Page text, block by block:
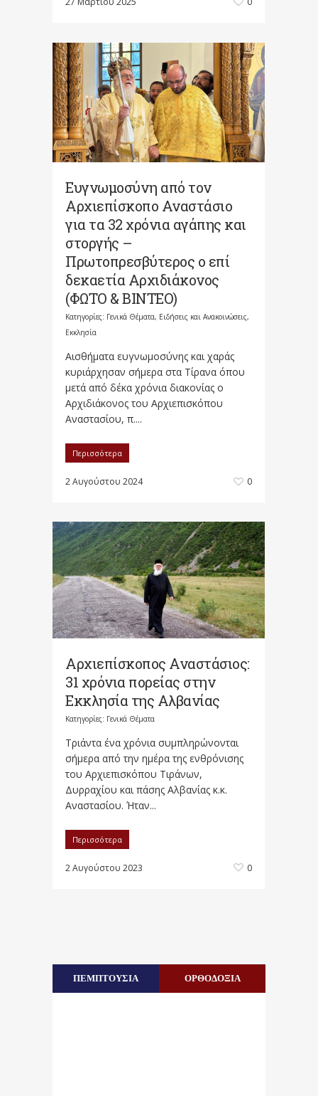
Ευγνωμοσύνη από τον
Αρχιεπίσκοπο Αναστάσιο
για τα 32 χρόνια αγάπης και
στοργής –
Πρωτοπρεσβύτερος ο επί
δεκαετία Αρχιδιάκονος
(ΦΩΤΟ & ΒΙΝΤΕΟ)
Κατηγορίες: Γενικά Θέματα, Ειδήσεις και Ανακοινώσεις,
Εκκλησία
Αισθήματα ευγνωμοσύνης και χαράς
κυριάρχησαν σήμερα στα Τίρανα όπου
μετά από δέκα χρόνια διακονίας ο
Αρχιδιάκονος του Αρχιεπισκόπου
Αναστασίου, π....
Περισσότερα
2 Αυγούστου 2024 0
Αρχιεπίσκοπος Αναστάσιος:
31 χρόνια πορείας στην
Εκκλησία της Αλβανίας
Κατηγορίες: Γενικά Θέματα
Τριάντα ένα χρόνια συμπληρώνονται
σήμερα από την ημέρα της ενθρόνισης
του Αρχιεπισκόπου Τιράνων,
Δυρραχίου και πάσης Αλβανίας κ.κ.
Αναστασίου. Ήταν...
Περισσότερα
2 Αυγούστου 2023 0
ΠΕΜΠΤΟΥΣΙΑ ΟΡΘΟΔΟΞΙΑ